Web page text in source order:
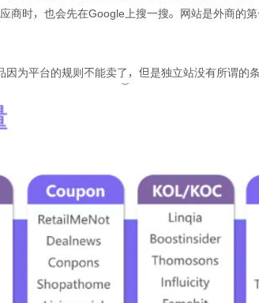
商时，也会先在Google上搜一搜。网站是外商的
为平台的规则不能卖了，但是独立站没有所谓的